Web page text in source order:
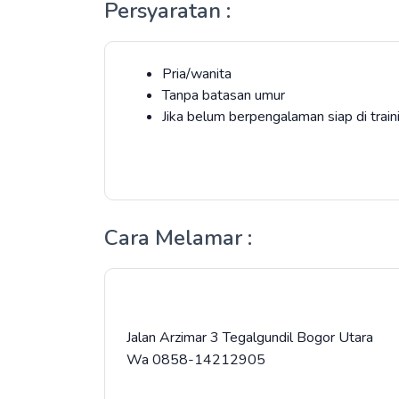
Persyaratan :
Pria/wanita
Tanpa batasan umur
Jika belum berpengalaman siap di
Cara Melamar :
Jalan Arzimar 3 Tegalgundil Bogor Utara
Wa 0858-14212905